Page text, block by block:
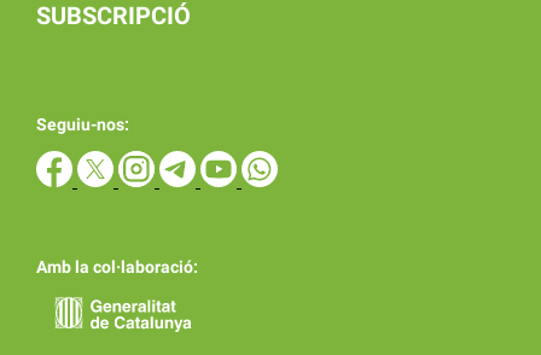
SUBSCRIPCIÓ
Seguiu-nos:
Amb la col·laboració: